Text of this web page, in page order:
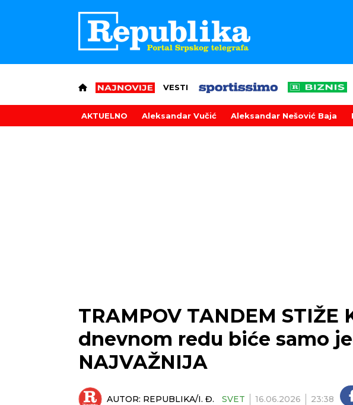
VESTI
AKTUELNO Aleksandar Vučić Aleksandar Nešović Baja
TRAMPOV TANDEM STIŽE
dnevnom redu biće samo
NAJVAŽNIJA
AUTOR: REPUBLIKA/I. Đ. SVET 16.06.2026 23:38